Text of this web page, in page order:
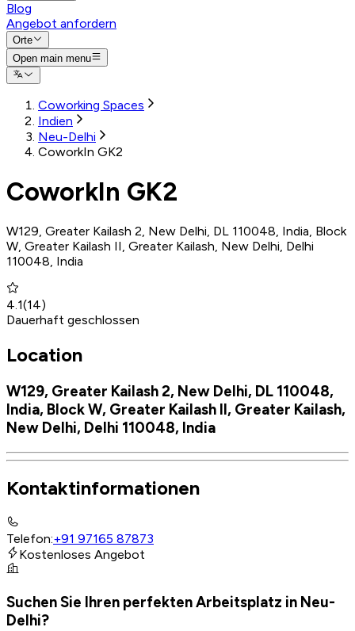
Blog
Angebot anfordern
Orte
Open main menu
Coworking Spaces
Indien
Neu-Delhi
CoworkIn GK2
CoworkIn GK2
W129, Greater Kailash 2, New Delhi, DL 110048, India, Block
W, Greater Kailash II, Greater Kailash, New Delhi, Delhi
110048, India
4.1(14)
Dauerhaft geschlossen
Location
W129, Greater Kailash 2, New Delhi, DL 110048,
India, Block W, Greater Kailash II, Greater Kailash,
New Delhi, Delhi 110048, India
Kontaktinformationen
Telefon:+91 97165 87873
Kostenloses Angebot
Suchen Sie Ihren perfekten Arbeitsplatz in Neu-
Delhi?